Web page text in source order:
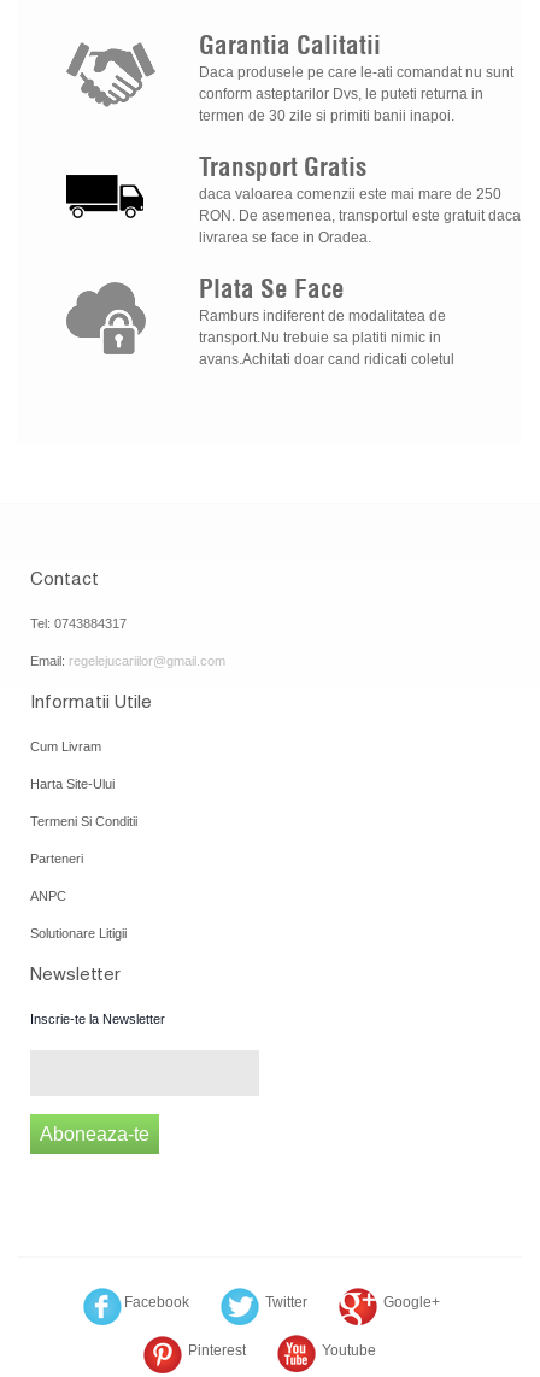
Garantia Calitatii
Daca produsele pe care le-ati comandat nu sunt
conform asteptarilor Dvs, le puteti returna in
termen de 30 zile si primiti banii inapoi.
Transport Gratis
daca valoarea comenzii este mai mare de 250
RON. De asemenea, transportul este gratuit daca
livrarea se face in Oradea.
Plata Se Face
Ramburs indiferent de modalitatea de
transport.Nu trebuie sa platiti nimic in
avans.Achitati doar cand ridicati coletul
Contact
Tel: 0743884317
Email: regelejucariilor@gmail.com
Informatii Utile
Cum Livram
Harta Site-Ului
Termeni Si Conditii
Parteneri
ANPC
Solutionare Litigii
Newsletter
Inscrie-te la Newsletter
Aboneaza-te
Facebook Twitter Google+
Pinterest Youtube